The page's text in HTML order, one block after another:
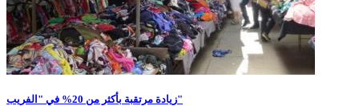
زيادة مرتقبة بأكثر من 20% في "الفريب"